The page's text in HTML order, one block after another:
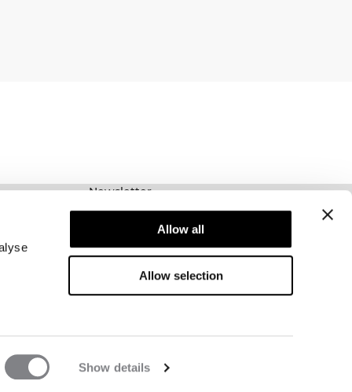
Show details
Allow all
Allow selection
Newsletter
Prenumerera på vårt nyhetsbrev! Få exklusiva
erbjudanden, våra senaste nyheter och mycket
mer.